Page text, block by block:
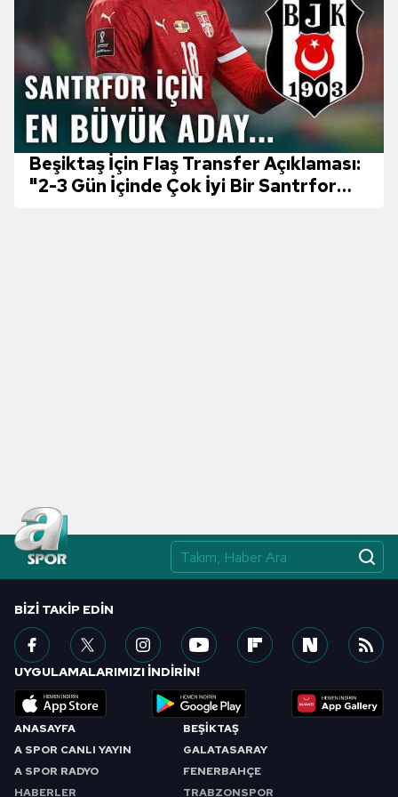
ilgili mevzuata uygun olarak kullanılan çerezlerle ilgili bilgi
almak için lütfentıklayınız.
Beşiktaş İçin Flaş Transfer Açıklaması:
"2-3 Gün İçinde Çok İyi Bir Santrfor
ANASAYFA
A SPOR CANLI YAYIN
A SPOR RADYO
HABERLER
BEŞİKTAŞ
GALATASARAY
FENERBAHÇE
TRABZONSPOR
BIZI TAKIP EDIN
UYGULAMALARIMIZI İNDİRİN!